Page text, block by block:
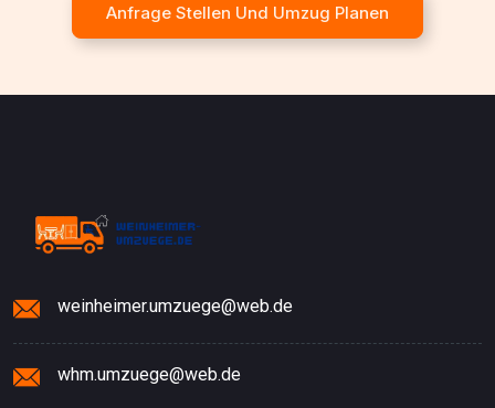
Anfrage Stellen Und Umzug Planen
weinheimer.umzuege@web.de
whm.umzuege@web.de